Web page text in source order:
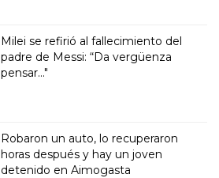
Milei se refirió al fallecimiento del
padre de Messi: “Da vergüenza
pensar..."
Robaron un auto, lo recuperaron
horas después y hay un joven
detenido en Aimogasta